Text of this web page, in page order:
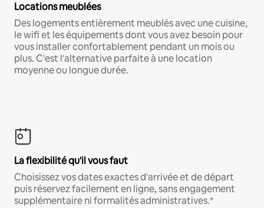
Locations meublées
Des logements entièrement meublés avec une cuisine,
le wifi et les équipements dont vous avez besoin pour
vous installer confortablement pendant un mois ou
plus. C'est l'alternative parfaite à une location
moyenne ou longue durée.
La flexibilité qu'il vous faut
Choisissez vos dates exactes d'arrivée et de départ
puis réservez facilement en ligne, sans engagement
supplémentaire ni formalités administratives.*